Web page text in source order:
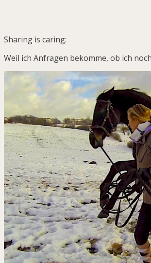
Sharing is caring:
Weil ich Anfragen bekomme, ob ich